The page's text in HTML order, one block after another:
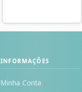
INFORMAÇÕES
Minha Conta